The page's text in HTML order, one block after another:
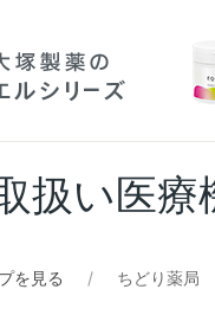
扱い医療
を見る ちどり薬局